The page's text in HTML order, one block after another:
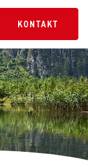
KONTAKT